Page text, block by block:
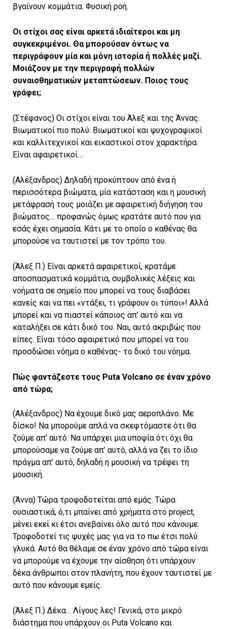
βγαίνουν κομμάτια. Φυσική ροή.
Οι στίχοι σας είναι αρκετά ιδιαίτεροι και μη
συγκεκριμένοι. Θα μπορούσαν όντως να
περιγράφουν μία και μόνη ιστορία ή πολλές μαζί.
Μοιάζουν με την περιγραφή πολλών
συναισθηματικών μεταπτώσεων. Ποιος τους
γράφει;
(Στέφανος) Οι στίχοι είναι του Άλεξ και της Άννας.
Βιωματικοί πιο πολύ. Βιωματικοί και ψυχογραφικοί
και καλλιτεχνικοί και εικαστικοί στον χαρακτήρα.
Είναι αφαιρετικοί…
(Αλέξανδρος) Δηλαδή προκύπτουν από ένα ή
περισσότερα βιώματα, μία κατάσταση και η μουσική
μετάφρασή τους μοιάζει με αφαιρετική διήγηση του
βιώματος… προφανώς όμως κρατάτε αυτό που για
εσάς έχει σημασία. Κάτι με το οποίο ο καθένας θα
μπορούσε να ταυτιστεί με τον τρόπο του.
(Άλεξ Π.) Είναι αρκετά αφαιρετικοί, κρατάμε
αποσπασματικά κομμάτια, συμβολικές λέξεις και
νοήματα σε σημείο που μπορεί να τους διαβάσει
κανείς και να πει «ντάξει, τι γράφουν οι τύποι»! Αλλά
μπορεί και να πιαστεί κάποιος απ’ αυτό και να
καταλήξει σε κάτι δικό του. Ναι, αυτό ακριβώς που
είπες. Είναι τόσο αφαιρετικό που μπορεί να του
προσδώσει νόημα ο καθένας- το δικό του νόημα.
Πώς φαντάζεστε τους Puta Volcano σε έναν χρόνο
από τώρα;
(Αλέξανδρος) Να έχουμε δικό μας αεροπλάνο. Με
δίσκο! Να μπορούμε απλά να σκεφτόμαστε ότι θα
ζούμε απ’ αυτό. Να υπάρχει μια υποψία ότι όχι θα
μπορούσαμε να ζούμε απ’ αυτό, αλλά να ζει το ίδιο
πράγμα απ’ αυτό, δηλαδή η μουσική να τρέφει τη
μουσική.
(Άννα) Τώρα τροφοδοτείται από εμάς. Τώρα
ουσιαστικά, ό,τι μπαίνει από χρήματα στο project,
μένει εκεί κι έτσι ανεβαίνει όλο αυτό που κάνουμε.
Τροφοδοτεί τις ψυχές μας για να το πω έτσι πολύ
γλυκά. Αυτό θα θέλαμε σε έναν χρόνο από τώρα είναι
να μπορούμε να έχουμε την αίσθηση ότι υπάρχουν
δέκα άνθρωποι στον πλανήτη, που έχουν ταυτιστεί με
αυτό που κάνουμε εμείς.
(Άλεξ Π.) Δέκα… Λίγους λες! Γενικά, στο μικρό
διάστημα που υπάρχουν οι Puta Volcano και